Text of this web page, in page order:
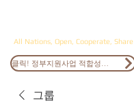
All Nations, Open, Cooperate, Share
그룹